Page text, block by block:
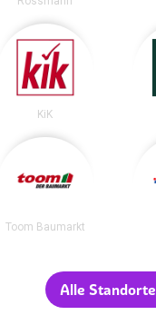
KiK
Toom Baumarkt
Alle Standorte